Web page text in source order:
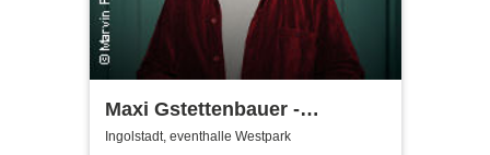
Maxi Gstettenbauer -
KOMPLETT ABSURD
Ingolstadt, eventhalle Westpark